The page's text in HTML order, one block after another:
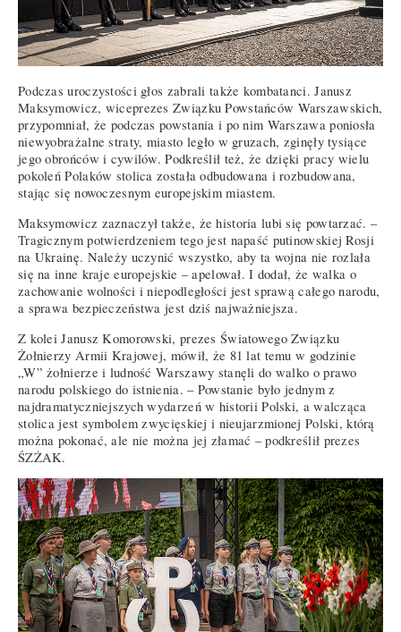
Podczas uroczystości głos zabrali także kombatanci. Janusz
Maksymowicz, wiceprezes Związku Powstańców Warszawskich,
przypomniał, że podczas powstania i po nim Warszawa poniosła
niewyobrażalne straty, miasto legło w gruzach, zginęły tysiące
jego obrońców i cywilów. Podkreślił też, że dzięki pracy wielu
pokoleń Polaków stolica została odbudowana i rozbudowana,
stając się nowoczesnym europejskim miastem.
Maksymowicz zaznaczył także, że historia lubi się powtarzać. –
Tragicznym potwierdzeniem tego jest napaść putinowskiej Rosji
na Ukrainę. Należy uczynić wszystko, aby ta wojna nie rozlała
się na inne kraje europejskie – apelował. I dodał, że walka o
zachowanie wolności i niepodległości jest sprawą całego narodu,
a sprawa bezpieczeństwa jest dziś najważniejsza.
Z kolei Janusz Komorowski, prezes Światowego Związku
Żołnierzy Armii Krajowej, mówił, że 81 lat temu w godzinie
„W” żołnierze i ludność Warszawy stanęli do walko o prawo
narodu polskiego do istnienia. – Powstanie było jednym z
najdramatyczniejszych wydarzeń w historii Polski, a walcząca
stolica jest symbolem zwycięskiej i nieujarzmionej Polski, którą
można pokonać, ale nie można jej złamać – podkreślił prezes
ŚZŻAK.